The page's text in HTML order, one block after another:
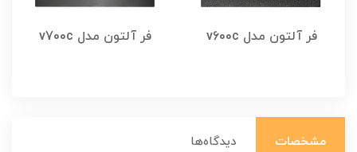
فر آلتون مدل v600c فر آلتون مدل v700c
مشخصات دیدگاه‌ها